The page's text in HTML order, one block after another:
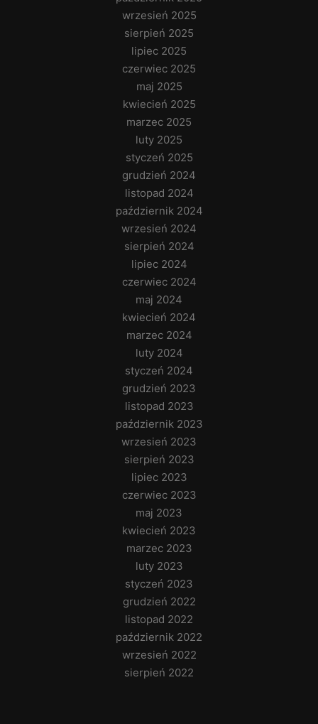
wrzesień 2025
sierpień 2025
lipiec 2025
czerwiec 2025
maj 2025
kwiecień 2025
marzec 2025
luty 2025
styczeń 2025
grudzień 2024
listopad 2024
październik 2024
wrzesień 2024
sierpień 2024
lipiec 2024
czerwiec 2024
maj 2024
kwiecień 2024
marzec 2024
luty 2024
styczeń 2024
grudzień 2023
listopad 2023
październik 2023
wrzesień 2023
sierpień 2023
lipiec 2023
czerwiec 2023
maj 2023
kwiecień 2023
marzec 2023
luty 2023
styczeń 2023
grudzień 2022
listopad 2022
październik 2022
wrzesień 2022
sierpień 2022